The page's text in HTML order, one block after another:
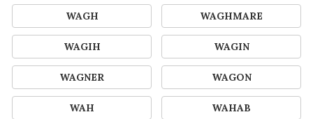
WAGH WAGHMARE
WAGIH WAGIN
WAGNER WAGON
WAH WAHAB